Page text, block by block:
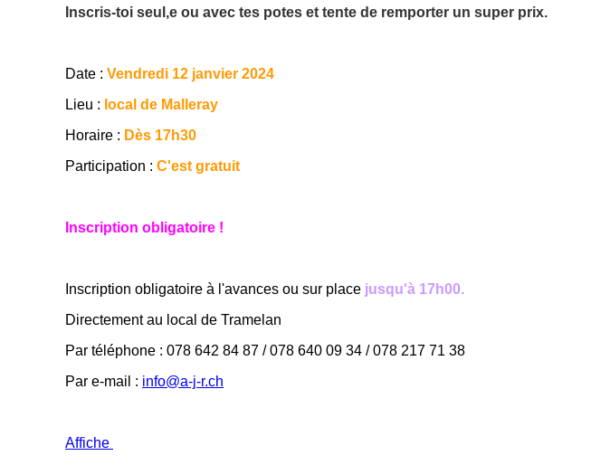
Inscris-toi seul,e ou avec tes potes et tente de remporter un super prix.
Date : Vendredi 12 janvier 2024
Lieu : local de Malleray
Horaire : Dès 17h30
Participation : C'est gratuit
Inscription obligatoire !
Inscription obligatoire à l'avances ou sur place jusqu'à 17h00.
Directement au local de Tramelan
Par téléphone : 078 642 84 87 / 078 640 09 34 / 078 217 71 38
Par e-mail : info@a-j-r.ch
Affiche